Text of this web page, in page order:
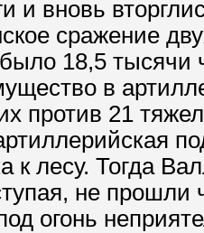
и вновь
сражение
18,5 тысячи
в
против 21
к лесу. Тогда
не прошли
огонь